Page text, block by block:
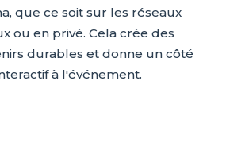
que ce soit sur les réseaux
ou en privé. Cela crée des
durables et donne un côté
à l'événement.